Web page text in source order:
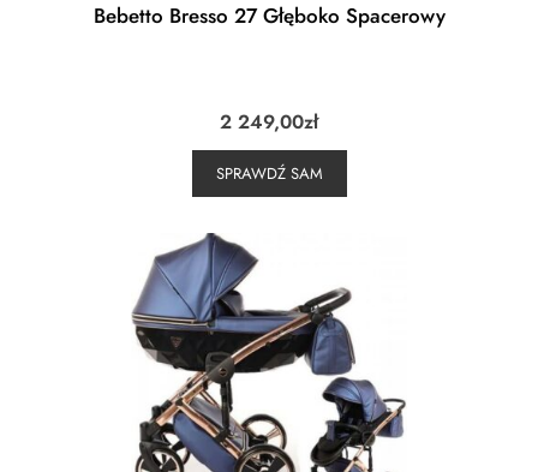
Bebetto Bresso 27 Głęboko Spacerowy
2 249,00zł
SPRAWDŹ SAM